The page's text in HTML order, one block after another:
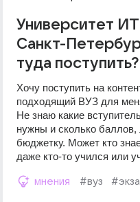
Университет
Санкт-
туда поступить?
Хочу поступить на
подходящий ВУЗ для
Не знаю какие
нужны и сколько
бюджетку. Может кто
даже кто-то учился или
мнения #вуз